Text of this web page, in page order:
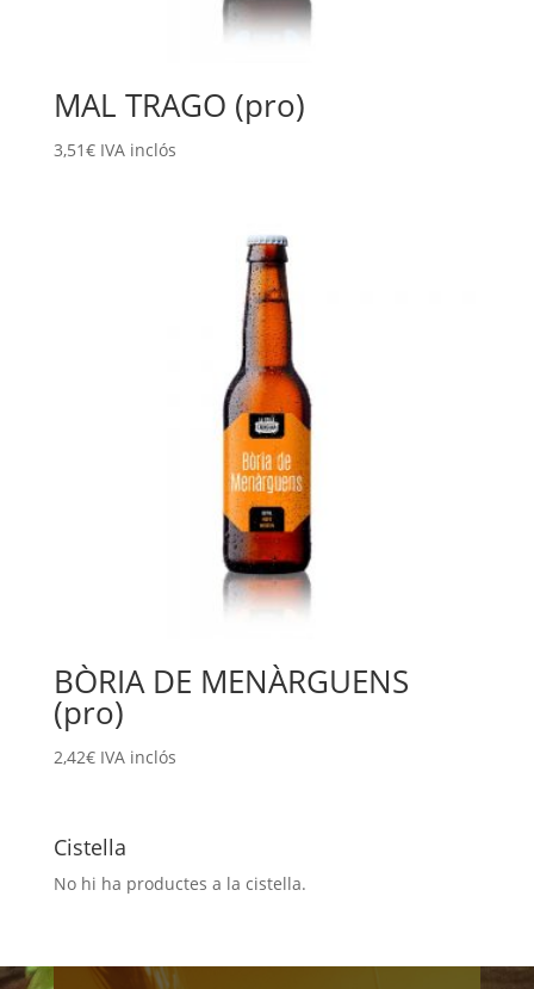
MAL TRAGO (pro)
3,51€ IVA inclós
BÒRIA DE MENÀRGUENS
(pro)
2,42€ IVA inclós
Cistella
No hi ha productes a la cistella.